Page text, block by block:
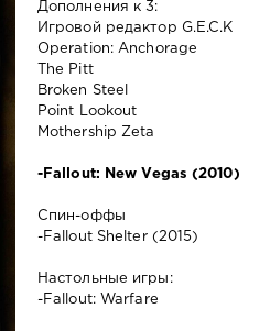
Дополнения к 3:
Игровой редактор G.E.C.K
Operation: Anchorage
The Pitt
Broken Steel
Point Lookout
Mothership Zeta
-Fallout: New Vegas (2010)
Спин-оффы
-Fallout Shelter (2015)
Настольные игры:
-Fallout: Warfare